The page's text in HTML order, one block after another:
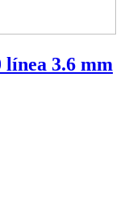
3.6 mm